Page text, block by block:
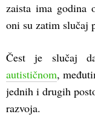
zaista ima godina
oni su zatim
Čest je slučaj
autističnom,
jednih i drugih
razvoja.